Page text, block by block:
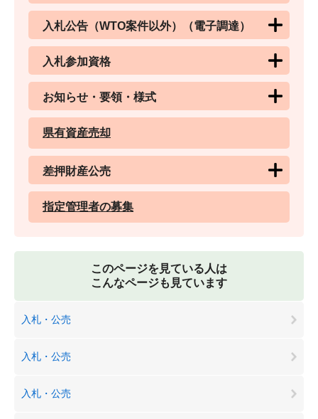
入札公告（WTO案件以外）（電子調達）
入札参加資格
お知らせ・要領・様式
県有資産売却
差押財産公売
指定管理者の募集
このページを見ている人は
こんなページも見ています
入札・公売
入札・公売
入札・公売